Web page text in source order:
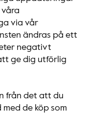
våra
via vår
ändras på ett
negativt
ge dig utförlig
från det att du
de köp som